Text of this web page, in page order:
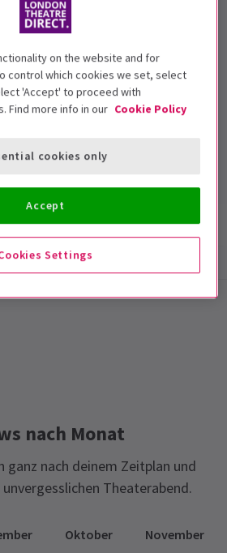
nach Monat
ganz nach deinem Zeitplan und
Theaterabend.
Oktober November
on the website and for
control which cookies we set, select
'Accept' to proceed with
Find more info in our Cookie Policy
Settings
cookies only
Accept